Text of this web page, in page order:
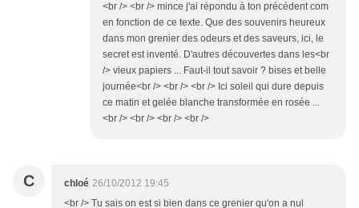
<br /> <br /> mince j'ai répondu à ton précédent com
en fonction de ce texte. Que des souvenirs heureux
dans mon grenier des odeurs et des saveurs, ici, le
secret est inventé. D'autres découvertes dans les<br
/> vieux papiers ... Faut-il tout savoir ? bises et belle
journée<br /> <br /> <br /> Ici soleil qui dure depuis
ce matin et gelée blanche transformée en rosée ...
<br /> <br /> <br /> <br />
C chloé 26/10/2012 19:45
<br /> Tu sais on est si bien dans ce grenier qu'on a nul